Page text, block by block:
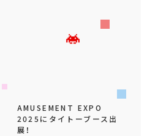
AMUSEMENT EXPO
2025にタイトーブース出
展！